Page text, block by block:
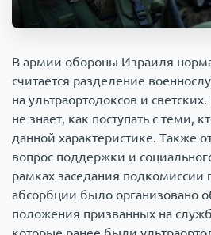
Происшествия
Армия
В армии обороны Израиля
считается разделение
на ультраортодоксов и
не знает, как поступать с теми,
данной характеристике. Также
вопрос поддержки и
рамках заседания подкомиссии
абсорбции было организовано
положения призванных на